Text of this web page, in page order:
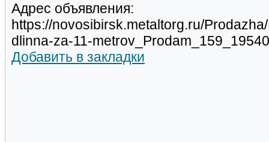
Адрес объявления:
https://novosibirsk.metaltorg.ru/
dlinna-za-11-
Добавить в закладки